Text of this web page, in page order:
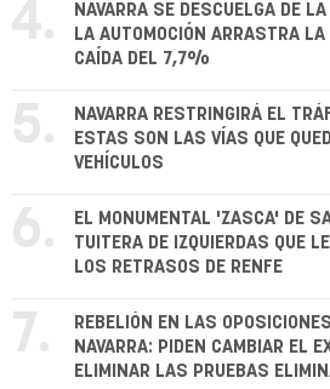
4.
NAVARRA SE DESCUELGA DE
LA AUTOMOCIÓN ARRASTRA
CAÍDA DEL 7,7%
5.
NAVARRA RESTRINGIRÁ EL
ESTAS SON LAS VÍAS QUE
VEHÍCULOS
6.
EL MONUMENTAL 'ZASCA' DE
TUITERA DE IZQUIERDAS QUE
LOS RETRASOS DE RENFE
7.
REBELIÓN EN LAS
NAVARRA: PIDEN CAMBIAR EL
ELIMINAR LAS PRUEBAS